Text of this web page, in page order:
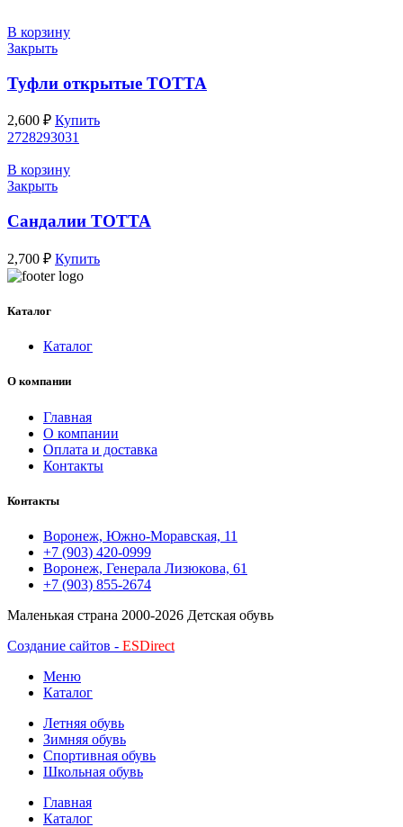
В корзину
Закрыть
Туфли открытые ТОТТА
2,600 ₽ Купить
2728293031
В корзину
Закрыть
Сандалии ТОТТА
2,700 ₽ Купить
Каталог
Каталог
О компании
Главная
О компании
Оплата и доставка
Контакты
Контакты
Воронеж, Южно-Моравская, 11
+7 (903) 420-0999
Воронеж, Генерала Лизюкова, 61
+7 (903) 855-2674
Маленькая страна 2000-2026 Детская обувь
Создание сайтов - ESDirect
Меню
Каталог
Летняя обувь
Зимняя обувь
Спортивная обувь
Школьная обувь
Главная
Каталог